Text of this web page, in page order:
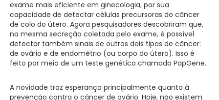
exame mais eficiente em ginecologia, por sua
capacidade de detectar células precursoras do câncer
de colo do útero. Agora pesquisadores descobriram que,
na mesma secreção coletada pelo exame, é possível
detectar também sinais de outros dois tipos de câncer:
de ovário e de endométrio (ou corpo do útero). Isso é
feito por meio de um teste genético chamado PapGene.
A novidade traz esperança principalmente quanto à
prevenção contra o câncer de ovário. Hoje, não existem